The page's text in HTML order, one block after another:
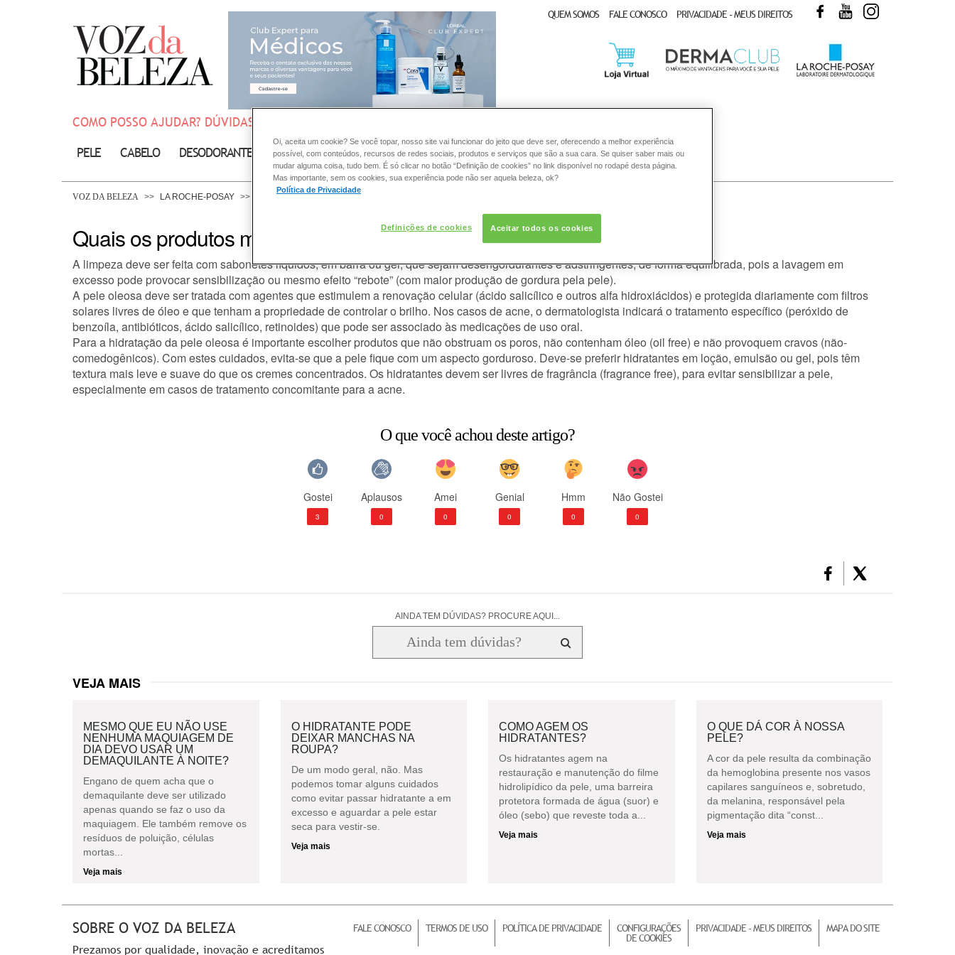
QUEM SOMOS FALE CONOSCO PRIVACIDADE - MEUS DIREITOS FACEBOOKYOUTUBE
COMO POSSO AJUDAR? DÚVIDAS SOBRE:
PELE
CABELO DESODORANTE SOLAR DERMACLUB CONSULTORIA DE PRODUTOS LA ROCHE-POSAY
VOZ DA BELEZA LA ROCHE-POSAY PELE
Quais os produtos mais indicados para limpar minha pele oleosa?
A limpeza deve ser feita com sabonetes líquidos, em barra ou gel, que sejam desengordurantes e adstringentes, de forma equilibrada, pois a lavagem em
excesso pode provocar sensibilização ou mesmo efeito “rebote” (com maior produção de gordura pela pele).
A pele oleosa deve ser tratada com agentes que estimulem a renovação celular (ácido salicílico e outros alfa hidroxiácidos) e protegida diariamente com filtros
solares livres de óleo e que tenham a propriedade de controlar o brilho. Nos casos de acne, o dermatologista indicará o tratamento específico (peróxido de
benzoíla, antibióticos, ácido salicílico, retinoides) que pode ser associado às medicações de uso oral.
Para a hidratação da pele oleosa é importante escolher produtos que não obstruam os poros, não contenham óleo (oil free) e não provoquem cravos (não-
comedogênicos). Com estes cuidados, evita-se que a pele fique com um aspecto gorduroso. Deve-se preferir hidratantes em loção, emulsão ou gel, pois têm
textura mais leve e suave do que os cremes concentrados. Os hidratantes devem ser livres de fragrância (fragrance free), para evitar sensibilizar a pele,
especialmente em casos de tratamento concomitante para a acne.
O que você achou deste artigo?
Gostei
3
Aplausos
0
Amei
0
Genial
0
Hmm
0
Não Gostei
0
AINDA TEM DÚVIDAS? PROCURE AQUI...
VEJA MAIS
MESMO QUE EU NÃO USE
NENHUMA MAQUIAGEM DE
DIA DEVO USAR UM
DEMAQUILANTE À NOITE?
Engano de quem acha que o
demaquilante deve ser utilizado
apenas quando se faz o uso da
maquiagem. Ele também remove os
resíduos de poluição, células
mortas...
Veja mais
O HIDRATANTE PODE
DEIXAR MANCHAS NA
ROUPA?
De um modo geral, não. Mas
podemos tomar alguns cuidados
como evitar passar hidratante a em
excesso e aguardar a pele estar
seca para vestir-se.
Veja mais
COMO AGEM OS
HIDRATANTES?
Os hidratantes agem na
restauração e manutenção do filme
hidrolipídico da pele, uma barreira
protetora formada de água (suor) e
óleo (sebo) que reveste toda a...
Veja mais
O QUE DÁ COR À NOSSA
PELE?
A cor da pele resulta da combinação
da hemoglobina presente nos vasos
capilares sanguíneos e, sobretudo,
da melanina, responsável pela
pigmentação dita “const...
Veja mais
SOBRE O VOZ DA BELEZA
Prezamos por qualidade, inovação e acreditamos
FALE CONOSCO TERMOS DE USO POLÍTICA DE PRIVACIDADE CONFIGURAÇÕES
DE COOKIES
PRIVACIDADE - MEUS DIREITOS MAPA DO SITE
Oi, aceita um cookie? Se você topar, nosso site vai funcionar do jeito que deve ser, oferecendo a melhor experiência
possível, com conteúdos, recursos de redes sociais, produtos e serviços que são a sua cara. Se quiser saber mais ou
mudar alguma coisa, tudo bem. É só clicar no botão “Definição de cookies” no link disponível no rodapé desta página.
Mas importante, sem os cookies, sua experiência pode não ser aquela beleza, ok?
Política de Privacidade
Definições de cookies Aceitar todos os cookies